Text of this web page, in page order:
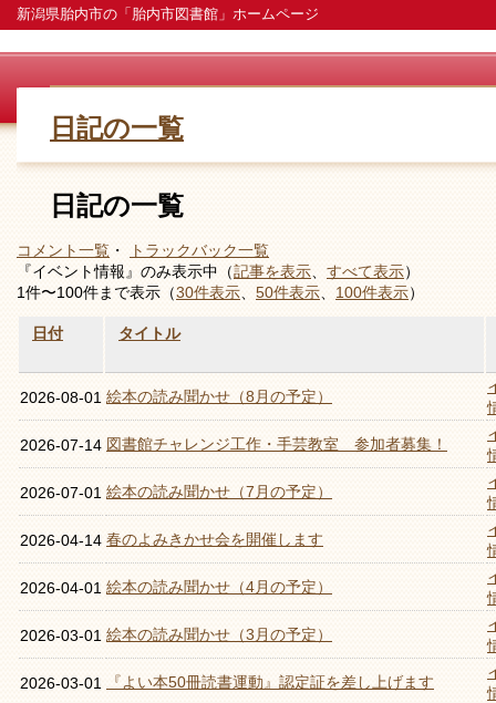
新潟県胎内市の「胎内市図書館」ホームページ
日記の一覧
日記の一覧
コメント一覧 ・
トラックバック一覧
『イベント情報』のみ表示中（記事を表示 すべて表示）
1件〜100件まで表示（30件表示 50件表示 100件表示）
日付 タイトル
2026-08-01 絵本の読み聞かせ（8月の予定）
2026-07-14 図書館チャレンジ工作・手芸教室 参加者募集！
2026-07-01 絵本の読み聞かせ（7月の予定）
2026-04-14 春のよみきかせ会を開催します
2026-04-01 絵本の読み聞かせ（4月の予定）
2026-03-01 絵本の読み聞かせ（3月の予定）
2026-03-01 『よい本50冊読書運動』認定証を差し上げます